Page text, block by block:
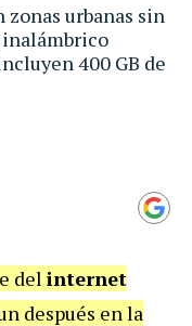
urbanas sin
400 GB de
del internet
después en la